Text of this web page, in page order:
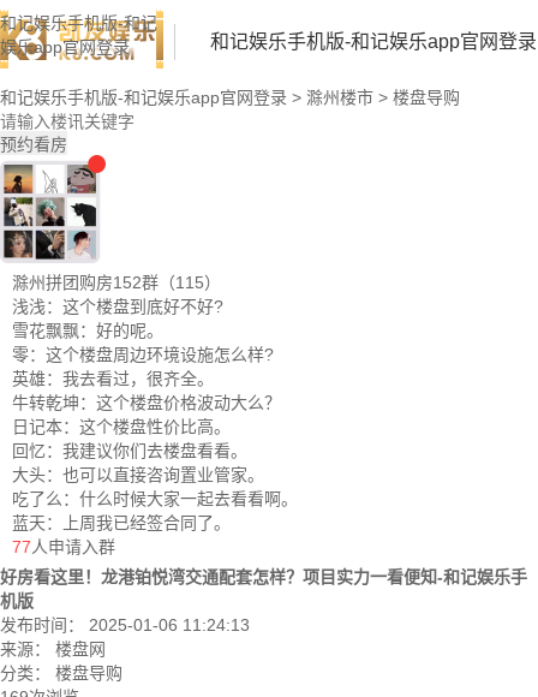
和记娱乐手机版-和记
娱乐app官网登录
和记娱乐手机版-和记娱乐app官网登录
和记娱乐手机版-和记娱乐app官网登录 > 滁州楼市 > 楼盘导购
预约看房
滁州拼团购房152群（115）
浅浅：这个楼盘到底好不好?
雪花飘飘：好的呢。
零：这个楼盘周边环境设施怎么样?
英雄：我去看过，很齐全。
牛转乾坤：这个楼盘价格波动大么？
日记本：这个楼盘性价比高。
回忆：我建议你们去楼盘看看。
大头：也可以直接咨询置业管家。
吃了么：什么时候大家一起去看看啊。
蓝天：上周我已经签合同了。
77人申请入群
好房看这里！龙港铂悦湾交通配套怎样？项目实力一看便知-和记娱乐手
机版
发布时间： 2025-01-06 11:24:13
来源： 楼盘网
分类： 楼盘导购